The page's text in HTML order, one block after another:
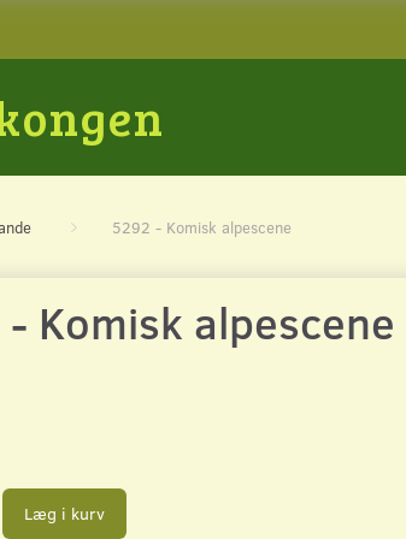
5292 - Komisk alpescene
Komisk alpescene
Læg i kurv